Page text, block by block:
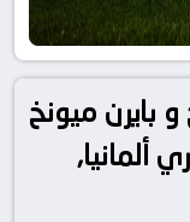
بايرن ميونخ
في دوري ألمانيا,